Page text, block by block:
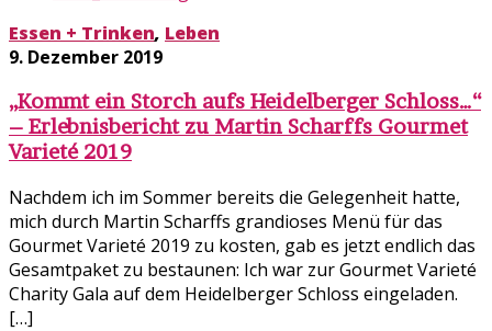
Essen + Trinken, Leben
9. Dezember 2019
„Kommt ein Storch aufs Heidelberger Schloss…“
– Erlebnisbericht zu Martin Scharffs Gourmet
Varieté 2019
Nachdem ich im Sommer bereits die Gelegenheit hatte,
mich durch Martin Scharffs grandioses Menü für das
Gourmet Varieté 2019 zu kosten, gab es jetzt endlich das
Gesamtpaket zu bestaunen: Ich war zur Gourmet Varieté
Charity Gala auf dem Heidelberger Schloss eingeladen.
[…]